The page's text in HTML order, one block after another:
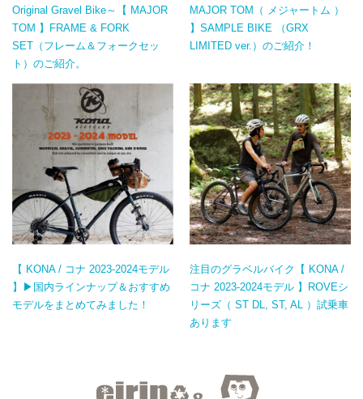
Original Gravel Bike～【 MAJOR
TOM 】FRAME & FORK
SET（フレーム＆フォークセッ
ト）のご紹介。
MAJOR TOM（ メジャートム ）
】SAMPLE BIKE （GRX
LIMITED ver.）のご紹介！
【 KONA / コナ 2023-2024モデル
】▶国内ラインナップ＆おすすめ
モデルをまとめてみました！
注目のグラベルバイク【 KONA /
コナ 2023-2024モデル 】ROVEシ
リーズ（ ST DL, ST, AL ）試乗車
あります